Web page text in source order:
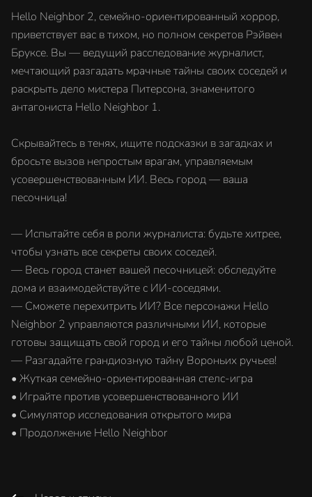
Hello Neighbor 2, семейно-ориентированный хоррор,
приветствует вас в тихом, но полном секретов Рэйвен
Бруксе. Вы — ведущий расследование журналист,
мечтающий разгадать мрачные тайны своих соседей и
раскрыть дело мистера Питерсона, знаменитого
антагониста Hello Neighbor 1.
Скрывайтесь в тенях, ищите подсказки в загадках и
бросьте вызов непростым врагам, управляемым
усовершенствованным ИИ. Весь город — ваша
песочница!
— Испытайте себя в роли журналиста: будьте хитрее,
чтобы узнать все секреты своих соседей.
— Весь город станет вашей песочницей: обследуйте
дома и взаимодействуйте с ИИ-соседями.
— Сможете перехитрить ИИ? Все персонажи Hello
Neighbor 2 управляются различными ИИ, которые
готовы защищать свой город и его тайны любой ценой.
— Разгадайте грандиозную тайну Вороньих ручьев!
• Жуткая семейно-ориентированная стелс-игра
• Играйте против усовершенствованного ИИ
• Симулятор исследования открытого мира
• Продолжение Hello Neighbor